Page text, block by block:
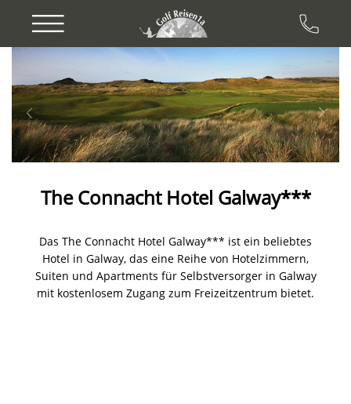
Previous Next
The Connacht Hotel Galway***
Das The Connacht Hotel Galway*** ist ein beliebtes
Hotel in Galway, das eine Reihe von Hotelzimmern,
Suiten und Apartments für Selbstversorger in Galway
mit kostenlosem Zugang zum Freizeitzentrum bietet.